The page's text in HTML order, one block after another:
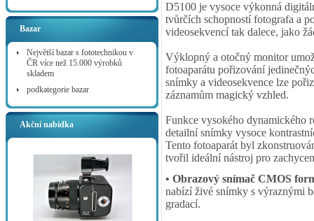
Bazar
Největší bazar s fototechnikou v
ČR více než 15.000 výrobků
skladem
podkategorie bazar
Akční nabídka
D5100 je vysoce výkonná
tvůrčích schopností fotografa a
videosekvencí tak dalece, jako
Výklopný a otočný monitor
fotoaparátu pořizování
snímky a videosekvence lze
záznamům magický vzhled.
Funkce vysokého dynamického
detailní snímky vysoce
Tento fotoaparát byl
tvořil ideální nástroj pro
• Obrazový snímač CMOS
nabízí živé snímky s výraznými
gradací.